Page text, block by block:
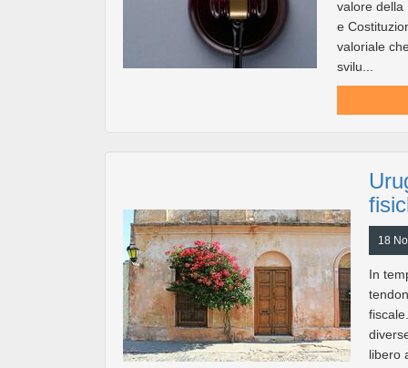
valore della
e
valoriale
svilu...
18
In
libero